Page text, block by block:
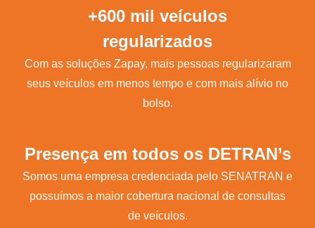
+600 mil veículos
regularizados
Com as soluções Zapay, mais pessoas regularizaram
seus veículos em menos tempo e com mais alívio no
bolso.
Presença em todos os DETRAN’s
Somos uma empresa credenciada pelo SENATRAN e
possuímos a maior cobertura nacional de consultas
de veículos.